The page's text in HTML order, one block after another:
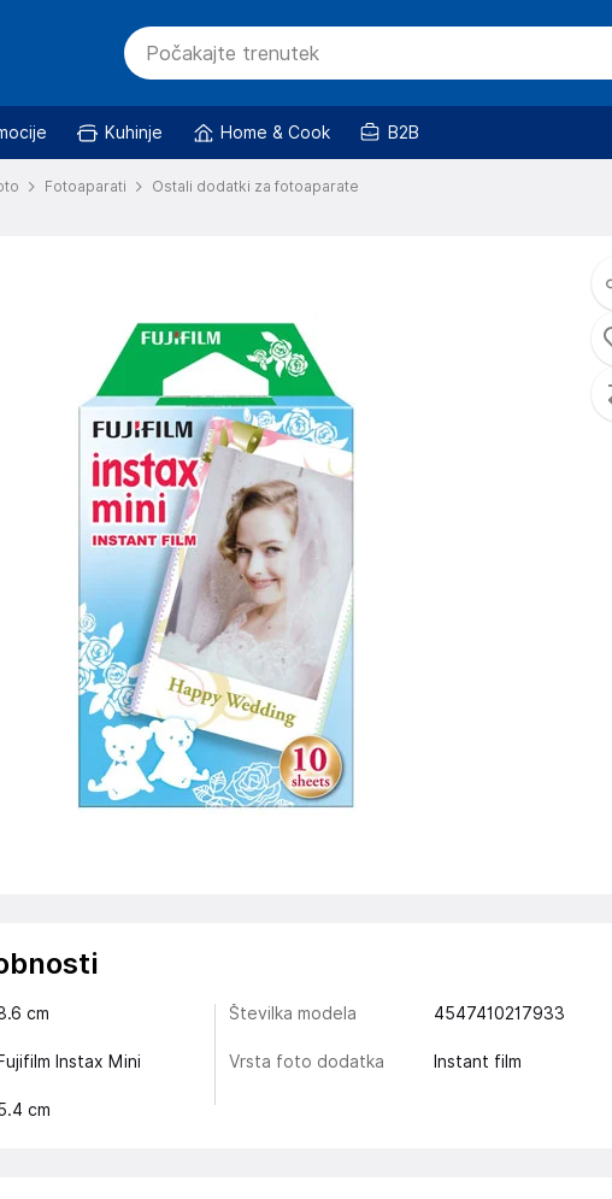
Kuhinje Home & Cook B2B
Fotoaparati Ostali dodatki za fotoaparate
cm Številka modela 4547410217933
Fujifilm Instax Mini Vrsta foto dodatka Instant film
cm